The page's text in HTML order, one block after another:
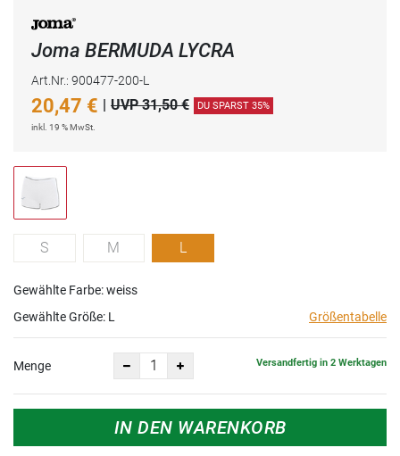
Joma BERMUDA LYCRA
Art.Nr.: 900477-200-L
20,47 € UVP 31,50 € DU SPARST 35%
inkl. 19 % MwSt.
S M L
Gewählte Farbe: weiss
Gewählte Größe: L Größentabelle
Menge Versandfertig in 2 Werktagen
IN DEN WARENKORB